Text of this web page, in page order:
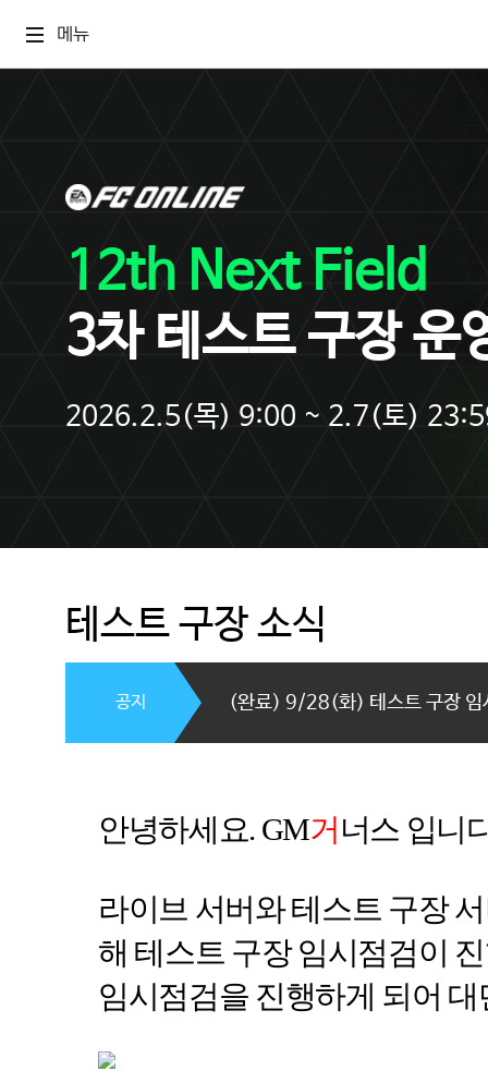
메뉴
12th Next Field
3차 테스트 구장 운
2026.2.5(목) 9:00 ~ 2.7(토)
테스트 구장 소식
(완료) 9/28(화) 테스트 구장
공지
안녕하세요. GM거 너스 입니
라이브 서버와 테스트 구장
해 테스트 구장 임시점검이
임시점검을 진행하게 되어